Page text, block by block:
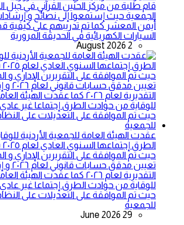
قام طلبة من مركز الحنين القرآني في جبل
الجمعية حيث إستمعوا إلى نصائح و
أيمن المعشر كما تم تدريبهم على كيفية
السيارات الكهربائية في الحديقة المرورية
2 August 2026
عقدت الهيئة العامة للجمعية الأردنية
تعيين
التقديرية لعام ٢٠٢٦ كما عقدت
حيث تم الموافقة على التعديلات على
للجمعية
29 June 2026